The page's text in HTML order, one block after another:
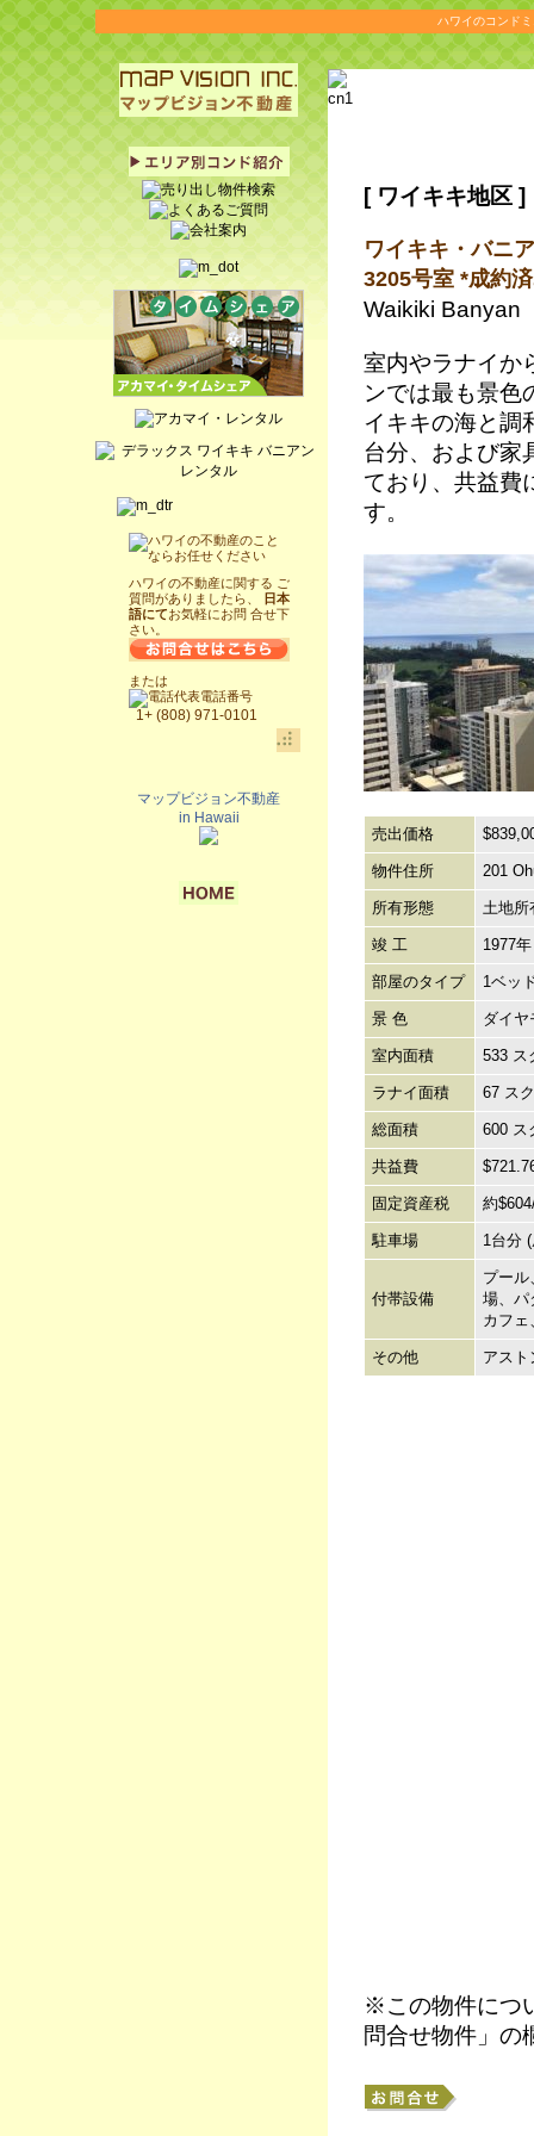
ハワイのコンド
ハワイの不動産に関する ご
質問がありましたら、
日本
語にてお気軽にお問 合せ下
さい。
または
代表電話番号
1+ (808) 971-0101
マップビジョン不動産
in Hawaii
[ ワイキキ地区 ]
ワイキキ・バニ
3205号室 *成約
Waikiki Banyan
室内やラナイか
ンでは最も景色
イキキの海と調
台分、および家
ており、共益費
す。
売出価格
物件住所 201
所有形態 土地所
竣 工 1977年
部屋のタイプ 1ベッ
景 色 ダイヤ
室内面積 533 ス
ラナイ面積 67 ス
総面積 600 ス
共益費
固定資産税 約
駐車場 1台分
付帯設備
プール
場、パ
カフェ
その他 アスト
※この物件につ
問合せ物件」の